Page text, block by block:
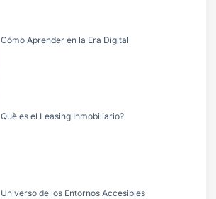
Cómo Aprender en la Era Digital
Què es el Leasing Inmobiliario?
Universo de los Entornos Accesibles